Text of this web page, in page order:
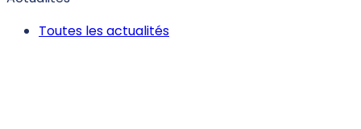
Toutes les actualités